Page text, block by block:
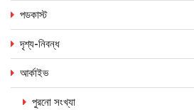
পডকাস্ট
দৃশ্য-নিবন্ধ
আর্কাইভ
পুরনো সংখ্যা